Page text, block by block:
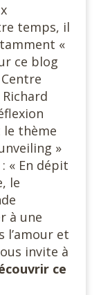
temps, il
«
ce blog
le thème
»
« En dépit
le
à une
et
invite à
ce